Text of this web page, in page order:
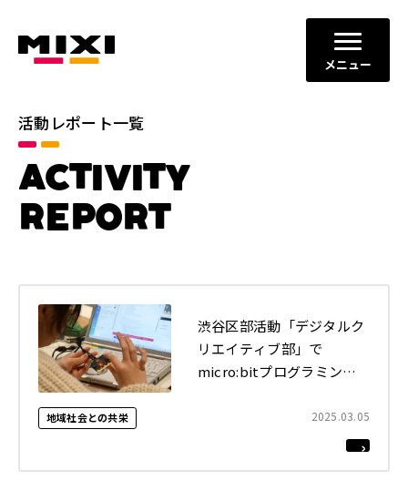
メニュー
活動レポート一覧
ACTIVITY
REPORT
地域社会との共栄 2025.03.05
渋谷区部活動「デジタルク
リエイティブ部」で
micro:bitプログラミング
カテゴリ
すべて
イノベーションの促進
年別
2026年
閉じる